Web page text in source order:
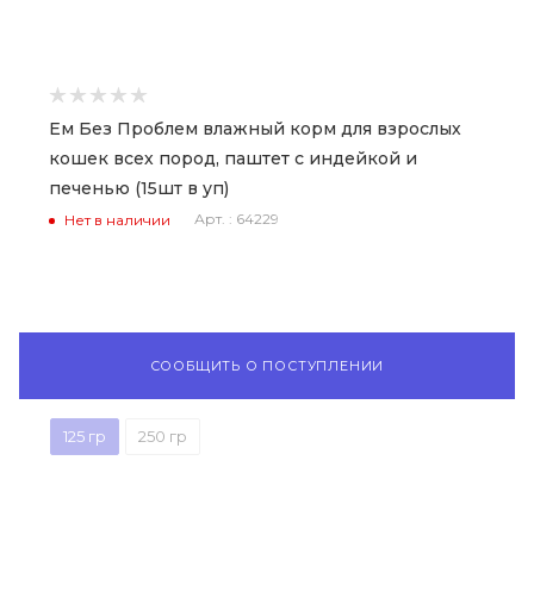
Ем Без Проблем влажный корм для взрослых
кошек всех пород, паштет с индейкой и
печенью (15шт в уп)
Нет в наличии Арт. : 64229
СООБЩИТЬ О ПОСТУПЛЕНИИ
125 гр 250 гр